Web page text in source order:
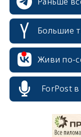
Большие
Живи по-
ForPost